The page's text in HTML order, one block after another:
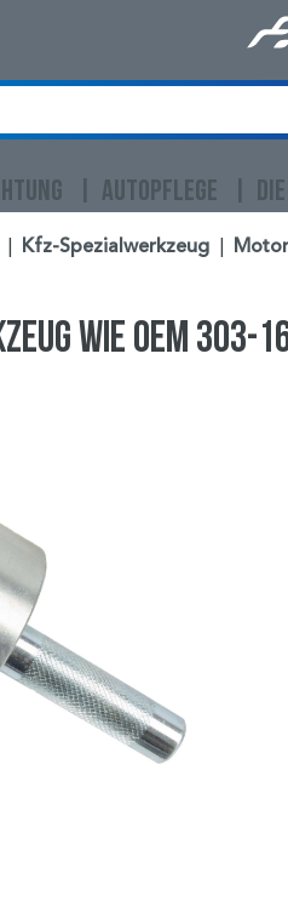
AUTOPFLEGE
Kfz-Spezialwerkzeug
wie OEM 303-